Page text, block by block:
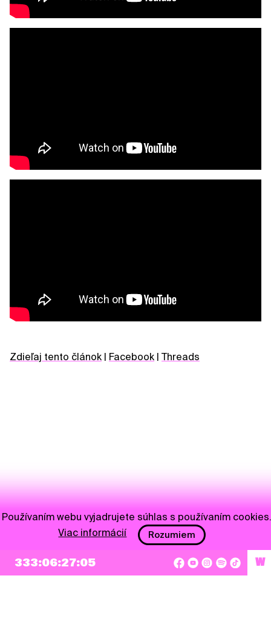
Zdieľaj tento článok | Facebook | Threads
NEWSLETTER
Prihlásiť sa
333:06:27:05 W
Používaním webu vyjadrujete súhlas s používaním cookies.
Viac informácií
Rozumiem